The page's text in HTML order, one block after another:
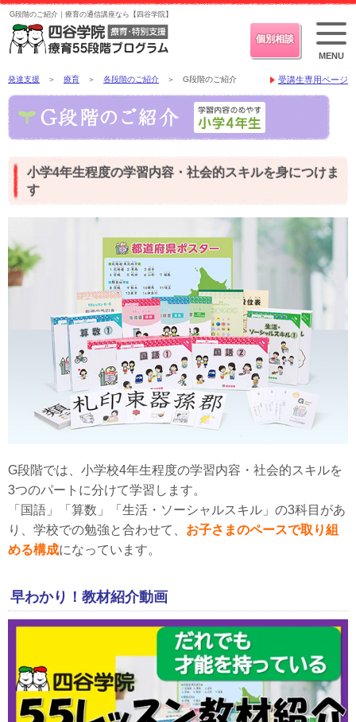
G段階のご紹介｜療育の通信講座なら【四谷学院】
個別相談
MENU
受講生専用ページ
発達支援 ＞ 療育 ＞ 各段階のご紹介 ＞ G段階のご紹介
小学4年生程度の学習内容・社会的スキルを身につけま
す
G段階では、小学校4年生程度の学習内容・社会的スキルを
3つのパートに分けて学習します。
「国語」「算数」「生活・ソーシャルスキル」の3科目があ
り、学校での勉強と合わせて、 お子さまのペースで取り組
める構成になっています。
早わかり！教材紹介動画